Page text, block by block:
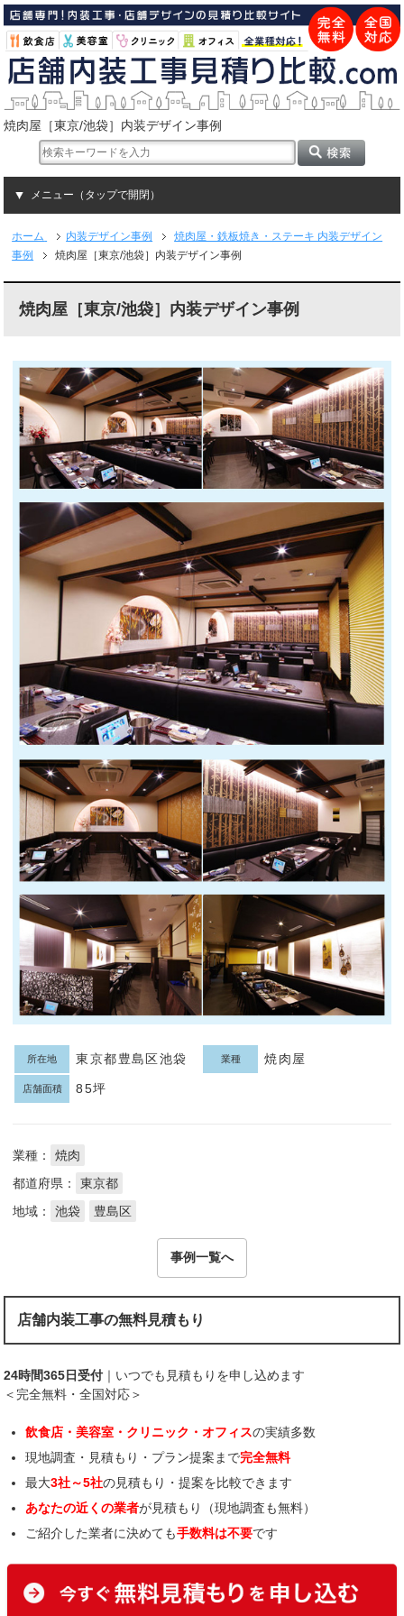
焼肉屋［東京/池袋］内装デザイン事例
メニュー（タップで開閉）
ホーム 内装デザイン事例
焼肉屋・鉄板焼き・ステーキ 内装デザイン
事例
焼肉屋［東京/池袋］内装デザイン事例
焼肉屋［東京/池袋］内装デザイン事例
所在地 東京都豊島区池袋 業種 焼肉屋
店舗面積 85坪
業種：
焼肉
都道府県：
東京都
地域：
池袋 豊島区
事例一覧へ
店舗内装工事の無料見積もり
24時間365日受付 ｜いつでも見積もりを申し込めます
＜完全無料・全国対応＞
飲食店・美容室・クリニック・オフィスの実績多数
現地調査・見積もり・プラン提案まで完全無料
最大3社～5社の見積もり・提案を比較できます
あなたの近くの業者が見積もり（現地調査も無料）
ご紹介した業者に決めても手数料は不要です